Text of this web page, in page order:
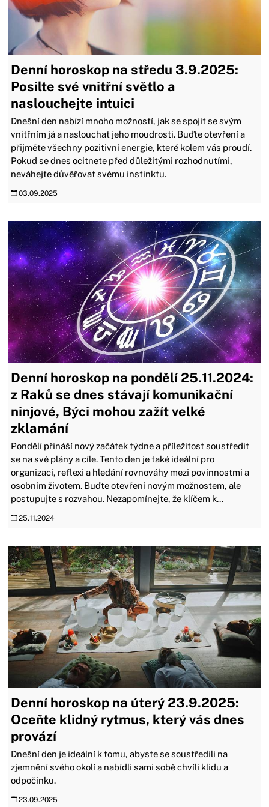
Denní horoskop na středu 3.9.2025:
Posilte své vnitřní světlo a
naslouchejte intuici
Dnešní den nabízí mnoho možností, jak se spojit se svým
vnitřním já a naslouchat jeho moudrosti. Buďte otevření a
přijměte všechny pozitivní energie, které kolem vás proudí.
Pokud se dnes ocitnete před důležitými rozhodnutími,
neváhejte důvěřovat svému instinktu.
03.09.2025
Denní horoskop na pondělí 25.11.2024:
z Raků se dnes stávají komunikační
ninjové, Býci mohou zažít velké
zklamání
Pondělí přináší nový začátek týdne a příležitost soustředit
se na své plány a cíle. Tento den je také ideální pro
organizaci, reflexi a hledání rovnováhy mezi povinnostmi a
osobním životem. Buďte otevření novým možnostem, ale
postupujte s rozvahou. Nezapomínejte, že klíčem k...
25.11.2024
Denní horoskop na úterý 23.9.2025:
Oceňte klidný rytmus, který vás dnes
provází
Dnešní den je ideální k tomu, abyste se soustředili na
zjemnění svého okolí a nabídli sami sobě chvíli klidu a
odpočinku.
23.09.2025